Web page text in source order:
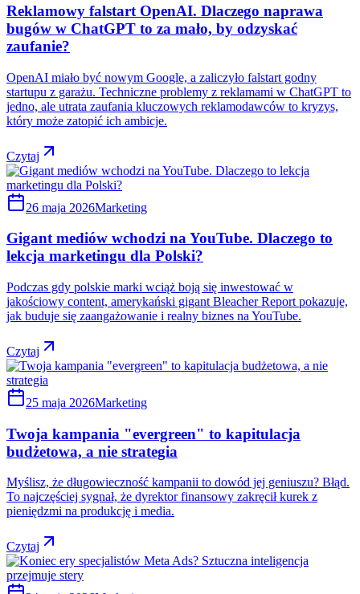
Reklamowy falstart OpenAI. Dlaczego naprawa
bugów w ChatGPT to za mało, by odzyskać
zaufanie?
OpenAI miało być nowym Google, a zaliczyło falstart godny
startupu z garażu. Techniczne problemy z reklamami w ChatGPT to
jedno, ale utrata zaufania kluczowych reklamodawców to kryzys,
który może zatopić ich ambicje.
Czytaj
26 maja 2026Marketing
Gigant mediów wchodzi na YouTube. Dlaczego to
lekcja marketingu dla Polski?
Podczas gdy polskie marki wciąż boją się inwestować w
jakościowy content, amerykański gigant Bleacher Report pokazuje,
jak buduje się zaangażowanie i realny biznes na YouTube.
Czytaj
25 maja 2026Marketing
Twoja kampania "evergreen" to kapitulacja
budżetowa, a nie strategia
Myślisz, że długowieczność kampanii to dowód jej geniuszu? Błąd.
To najczęściej sygnał, że dyrektor finansowy zakręcił kurek z
pieniędzmi na produkcję i media.
Czytaj